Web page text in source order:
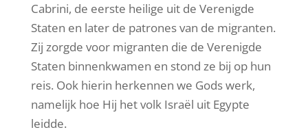
Cabrini, de eerste heilige uit de Verenigde
Staten en later de patrones van de migranten.
Zij zorgde voor migranten die de Verenigde
Staten binnenkwamen en stond ze bij op hun
reis. Ook hierin herkennen we Gods werk,
namelijk hoe Hij het volk Israël uit Egypte
leidde.